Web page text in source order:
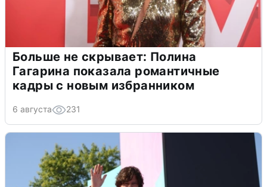
Больше не скрывает: Полина
Гагарина показала романтичные
кадры с новым избранником
6 августа 231